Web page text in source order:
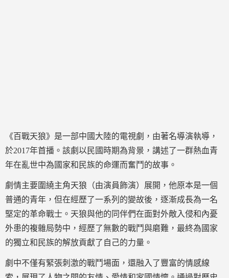
《百戰天狼》是一部中國大陸的電視劇，由著名導演執導，
於2017年首播。該劇以民國時期為背景，講述了一群熱血青
年在亂世中為國家和民族的命運而奮鬥的故事。
劇情主要圍繞主角天狼（由演員飾演）展開，他原本是一個
普通的青年，但在經歷了一系列的變故後，逐漸成長為一名
堅定的革命戰士。天狼與他的同伴們在面對外敵入侵和內憂
外患的複雜局勢中，經歷了無數的戰鬥與磨難，最終為國家
的獨立和民族的解放貢獻了自己的力量。
劇中不僅有緊張刺激的戰鬥場面，還融入了豐富的情感線